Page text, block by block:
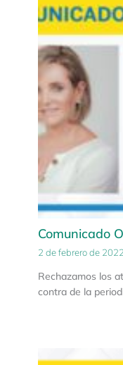
Comunicado
2 de febrero de 2022
Rechazamos los
contra de la